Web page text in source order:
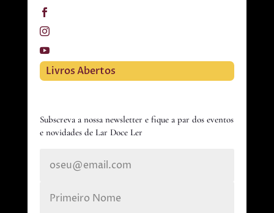
Livros Abertos
Subscreva a nossa newsletter e fique a par dos eventos
e novidades de Lar Doce Ler